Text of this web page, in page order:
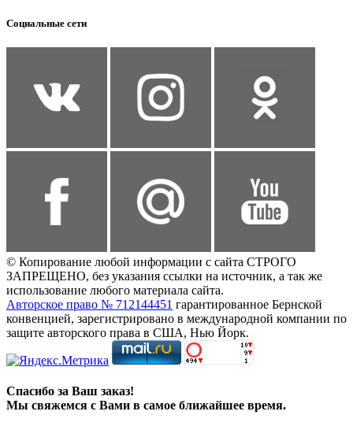
Социальные сети
© Копирование любой информации с сайта СТРОГО
ЗАПРЕЩЕНО, без указания ссылки на источник, а так же
использование любого материала сайта.
Авторское право № 712144451 гарантированное Бернской
конвенцией, зарегистрировано в международной компании по
защите авторского права в США, Нью Йорк.
Спасибо за Ваш заказ!
Мы свяжемся с Вами в самое ближайшее время.